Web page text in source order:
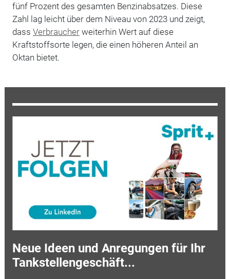
fünf Prozent des gesamten Benzinabsatzes. Diese
Zahl lag leicht über dem Niveau von 2023 und zeigt,
dass Verbraucherweiterhin Wert auf diese
Kraftstoffsorte legen, die einen höheren Anteil an
Oktan bietet.
Neue Ideen und Anregungen für Ihr
Tankstellengeschäft...